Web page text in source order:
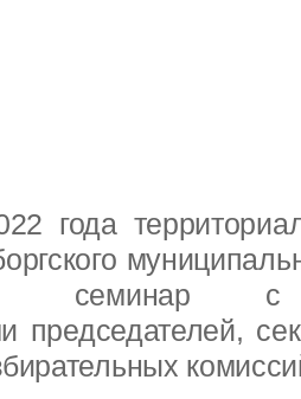
года
семинар с
председателей,